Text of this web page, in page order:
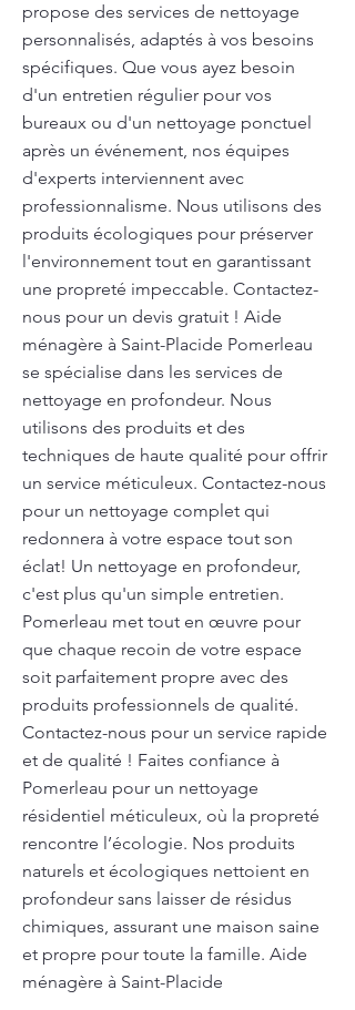
propose des services de nettoyage
personnalisés, adaptés à vos besoins
spécifiques. Que vous ayez besoin
d'un entretien régulier pour vos
bureaux ou d'un nettoyage ponctuel
après un événement, nos équipes
d'experts interviennent avec
professionnalisme. Nous utilisons des
produits écologiques pour préserver
l'environnement tout en garantissant
une propreté impeccable. Contactez-
nous pour un devis gratuit ! Aide
ménagère à Saint-Placide Pomerleau
se spécialise dans les services de
nettoyage en profondeur. Nous
utilisons des produits et des
techniques de haute qualité pour offrir
un service méticuleux. Contactez-nous
pour un nettoyage complet qui
redonnera à votre espace tout son
éclat! Un nettoyage en profondeur,
c'est plus qu'un simple entretien.
Pomerleau met tout en œuvre pour
que chaque recoin de votre espace
soit parfaitement propre avec des
produits professionnels de qualité.
Contactez-nous pour un service rapide
et de qualité ! Faites confiance à
Pomerleau pour un nettoyage
résidentiel méticuleux, où la propreté
rencontre l’écologie. Nos produits
naturels et écologiques nettoient en
profondeur sans laisser de résidus
chimiques, assurant une maison saine
et propre pour toute la famille. Aide
ménagère à Saint-Placide